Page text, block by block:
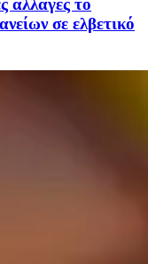
αλλαγές το
σε ελβετικό